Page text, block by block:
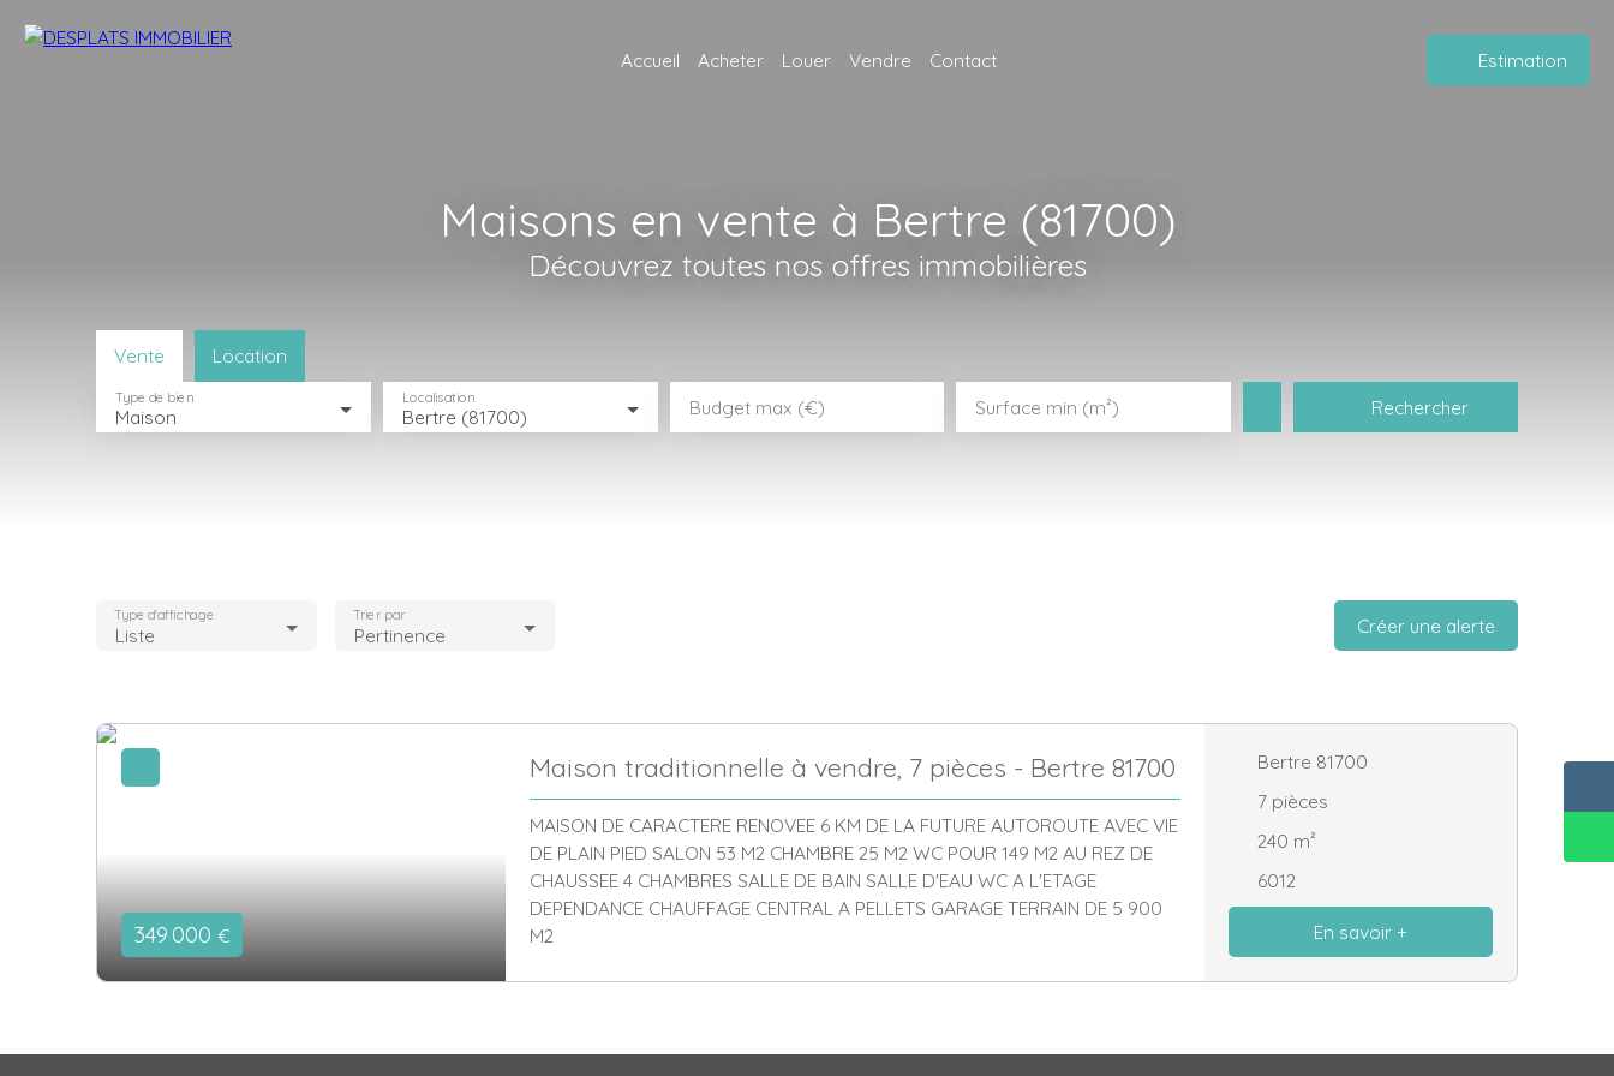
Accueil Acheter Louer Vendre Contact Estimation
Maisons en vente à Bertre (81700)
Découvrez toutes nos offres immobilières
Vente Location
Maison
Type de bien
Bertre (81700)
Localisation Budget max (€) Surface min (m²) Rechercher
Liste
Type d'affichage
Pertinence
Trier par Créer une alerte
349 000 €
Maison traditionnelle à vendre, 7 pièces - Bertre 81700
MAISON DE CARACTERE RENOVEE 6 KM DE LA FUTURE AUTOROUTE AVEC VIE
DE PLAIN PIED SALON 53 M2 CHAMBRE 25 M2 WC POUR 149 M2 AU REZ DE
CHAUSSEE 4 CHAMBRES SALLE DE BAIN SALLE D'EAU WC A L'ETAGE
DEPENDANCE CHAUFFAGE CENTRAL A PELLETS GARAGE TERRAIN DE 5 900
M2
Bertre 81700
7 pièces
240 m²
6012
En savoir +